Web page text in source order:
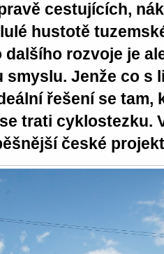
cestujících,
hustotě
rozvoje je
smyslu. Jenže co s
řešení se tam,
trati cyklostezku.
české